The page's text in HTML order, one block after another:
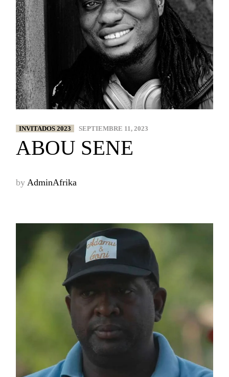
INVITADOS 2023 SEPTIEMBRE 11, 2023
ABOU SENE
by AdminAfrika